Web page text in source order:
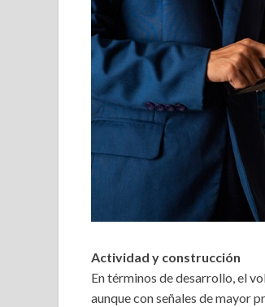
Actividad y construcción
En términos de desarrollo, el
aunque con señales de mayor